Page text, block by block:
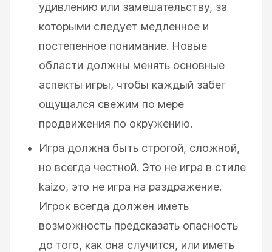
удивлению или замешательству, за
которыми следует медленное и
постепенное понимание. Новые
области должны менять основные
аспекты игры, чтобы каждый забег
ощущался свежим по мере
продвижения по окружению.
Игра должна быть строгой, сложной,
но всегда честной. Это не игра в стиле
kaizo, это не игра на раздражение.
Игрок всегда должен иметь
возможность предсказать опасность
до того, как она случится, или иметь